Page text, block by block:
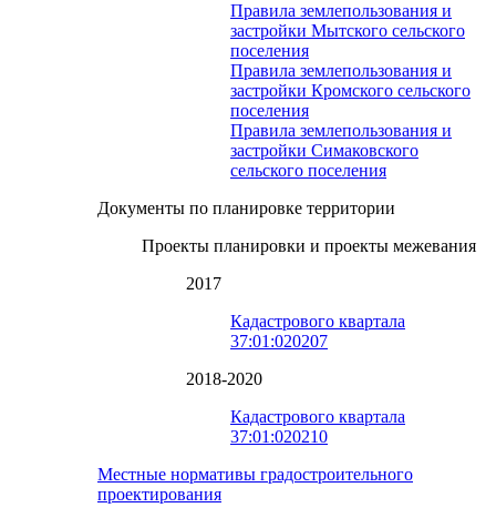
Правила землепользования и
застройки Мытского сельского
поселения
Правила землепользования и
застройки Кромского сельского
поселения
Правила землепользования и
застройки Симаковского
сельского поселения
Документы по планировке территории
Проекты планировки и проекты межевания
2017
Кадастрового квартала
37:01:020207
2018-2020
Кадастрового квартала
37:01:020210
Местные нормативы градостроительного
проектирования